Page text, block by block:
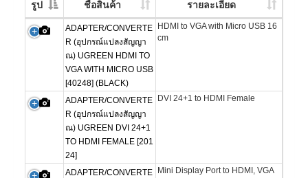
รูป ชื่อสินค้า รายละเอียด
ADAPTER/CONVERTE
R (อุปกรณ์แปลงสัญญา
ณ) UGREEN HDMI TO
VGA WITH MICRO USB
[40248] (BLACK)
HDMI to VGA with Micro USB 16
cm
ADAPTER/CONVERTE
R (อุปกรณ์แปลงสัญญา
ณ) UGREEN DVI 24+1
TO HDMI FEMALE [201
24]
DVI 24+1 to HDMI Female
ADAPTER/CONVERTE
Mini Display Port to HDMI, VGA